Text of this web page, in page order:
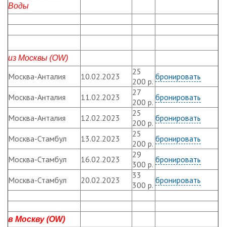
Воды
из Москвы (OW)
Москва-Анталия 10.02.2023
25
200 р. бронировать
Москва-Анталия 11.02.2023
27
200 р. бронировать
Москва-Анталия 12.02.2023
25
200 р. бронировать
Москва-Стамбул 13.02.2023
25
200 р. бронировать
Москва-Стамбул 16.02.2023
29
300 р. бронировать
Москва-Стамбул 20.02.2023
33
300 р. бронировать
в Москву (OW)